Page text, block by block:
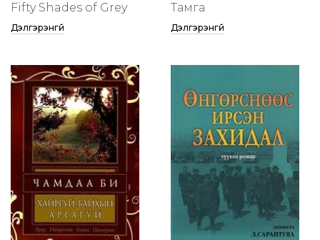
Fifty Shades of Grey
Дэлгэрэнгүй
Тамга
Дэлгэрэнгүй